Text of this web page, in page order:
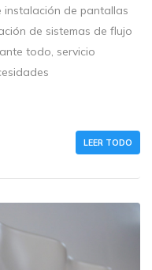
instalación de pantallas
de sistemas de flujo
todo, servicio
LEER TODO